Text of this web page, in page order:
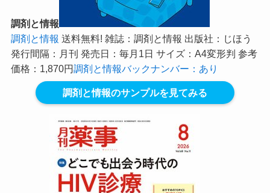
調剤と情報
調剤と情報 送料無料! 雑誌：調剤と情報 出版社：じほう
発行間隔：月刊 発売日：毎月1日 サイズ：A4変形判 参考
価格：1,870円調剤と情報バックナンバー：あり
調剤と情報のサンプルを見てみる